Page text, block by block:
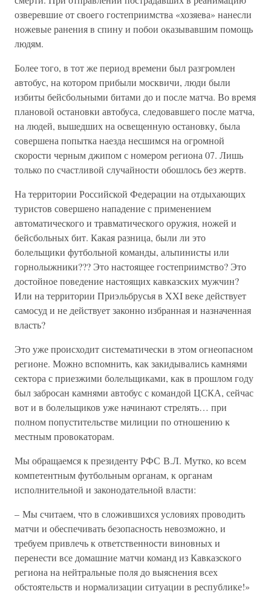
озверевшие от своего гостеприимства «хозяева» нанесли
ножевые ранения в спину и побои оказывавшим помощь
людям.
Более того, в тот же период времени был разгромлен
автобус, на котором прибыли москвичи, люди были
избиты бейсбольными битами до и после матча. Во время
плановой остановки автобуса, следовавшего после матча,
на людей, вышедших на освещенную остановку, была
совершена попытка наезда несшимся на огромной
скорости черным джипом с номером региона 07. Лишь
только по счастливой случайности обошлось без жертв.
На территории Российской Федерации на отдыхающих
туристов совершено нападение с применением
автоматического и травматического оружия, ножей и
бейсбольных бит. Какая разница, были ли это
болельщики футбольной команды, альпинисты или
горнолыжники??? Это настоящее гостеприимство? Это
достойное поведение настоящих кавказских мужчин?
Или на территории Приэльбрусья в XXI веке действует
самосуд и не действует законно избранная и назначенная
власть?
Это уже происходит систематически в этом огнеопасном
регионе. Можно вспомнить, как закидывались камнями
сектора с приезжими болельщиками, как в прошлом году
был забросан камнями автобус с командой ЦСКА, сейчас
вот и в болельщиков уже начинают стрелять… при
полном попустительстве милиции по отношению к
местным провокаторам.
Мы обращаемся к президенту РФС В.Л. Мутко, ко всем
компетентным футбольным органам, к органам
исполнительной и законодательной власти:
– Мы считаем, что в сложившихся условиях проводить
матчи и обеспечивать безопасность невозможно, и
требуем привлечь к ответственности виновных и
перенести все домашние матчи команд из Кавказского
региона на нейтральные поля до выяснения всех
обстоятельств и нормализации ситуации в республике!»